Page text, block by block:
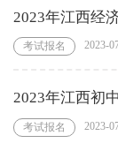
2023年江西经
考试报名 2023-
2023年江西初
考试报名 2023-